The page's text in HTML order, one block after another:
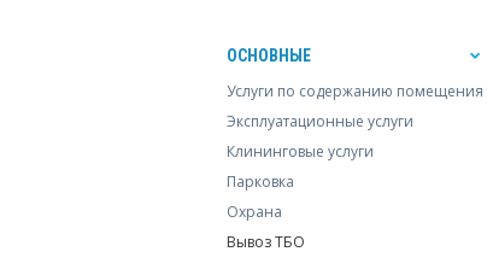
ОСНОВНЫЕ
Услуги по содержанию помещения
Эксплуатационные услуги
Клининговые услуги
Парковка
Охрана
Вывоз ТБО